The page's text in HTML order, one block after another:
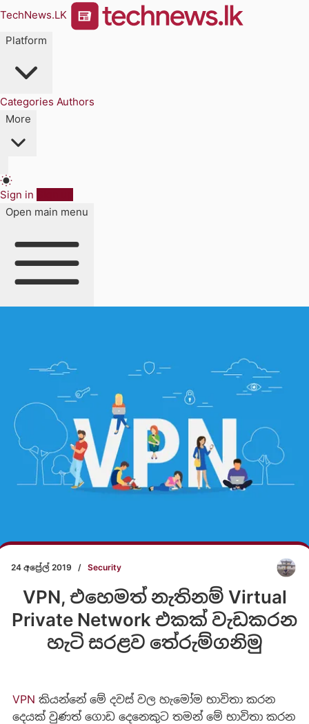
TechNews.LK
Platform
Categories Authors
More
Sign in
Open main menu
24 අප්‍රේල් 2019 / Security
VPN, එහෙමත් නැතිනම් Virtual
Private Network එකක් වැඩකරන
හැටි සරළව තේරුම්ගනිමු
VPN කියන්නේ මේ දවස් වල හැමෝම භාවිතා කරන
දෙයක් වුණත් ගොඩ දෙනෙකුට තමන් මේ භාවිතා කරන